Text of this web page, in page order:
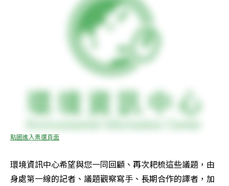
點圖進入票選頁面
環境資訊中心希望與您一同回顧、再次耙梳這些議題，由
身處第一線的記者、議題觀察寫手、長期合作的譯者，加